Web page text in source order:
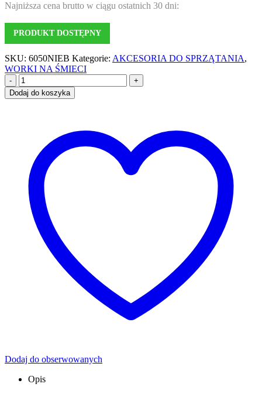
Najniższa cena brutto w ciągu ostatnich 30 dni:
PRODUKT DOSTĘPNY
SKU: 6050NIEB Kategorie: AKCESORIA DO SPRZĄTANIA,
WORKI NA ŚMIECI
-
+
Dodaj do koszyka
Dodaj do obserwowanych
Opis